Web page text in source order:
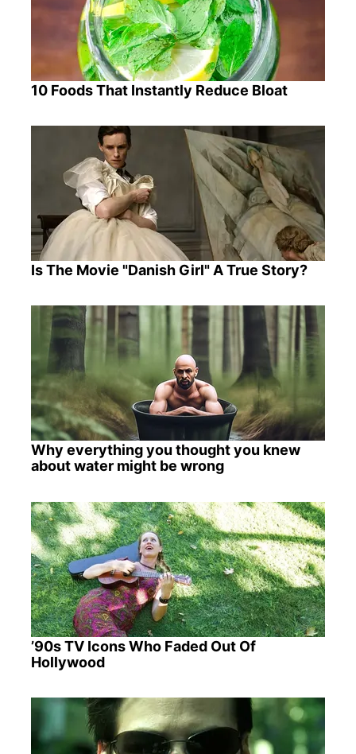
10 Foods That Instantly Reduce Bloat
Is The Movie "Danish Girl" A True Story?
Why everything you thought you knew
about water might be wrong
’90s TV Icons Who Faded Out Of
Hollywood